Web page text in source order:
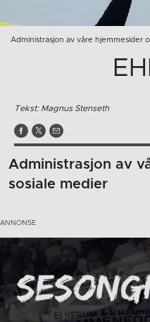
Administrasjon av våre hjemmesider
Tekst: Magnus Stenseth
Administrasjon av
sosiale medier